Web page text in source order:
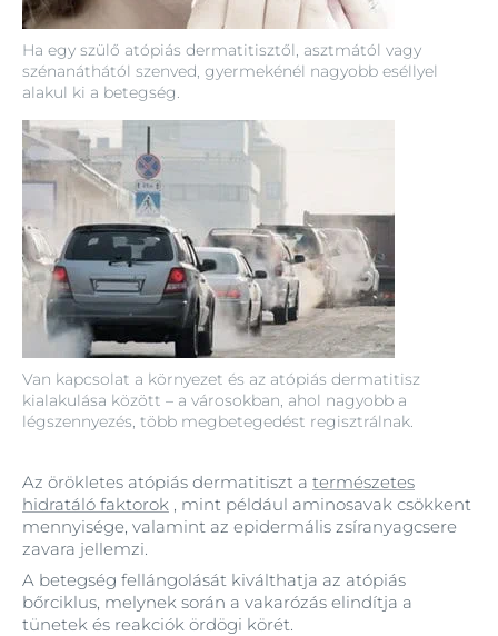
Ha egy szülő atópiás dermatitisztől, asztmától vagy
szénanáthától szenved, gyermekénél nagyobb eséllyel
alakul ki a betegség.
Van kapcsolat a környezet és az atópiás dermatitisz
kialakulása között – a városokban, ahol nagyobb a
légszennyezés, több megbetegedést regisztrálnak.
Az örökletes atópiás dermatitiszt a természetes
hidratáló faktorok , mint például aminosavak csökkent
mennyisége, valamint az epidermális zsíranyagcsere
zavara jellemzi.
A betegség fellángolását kiválthatja az atópiás
bőrciklus, melynek során a vakarózás elindítja a
tünetek és reakciók ördögi körét.